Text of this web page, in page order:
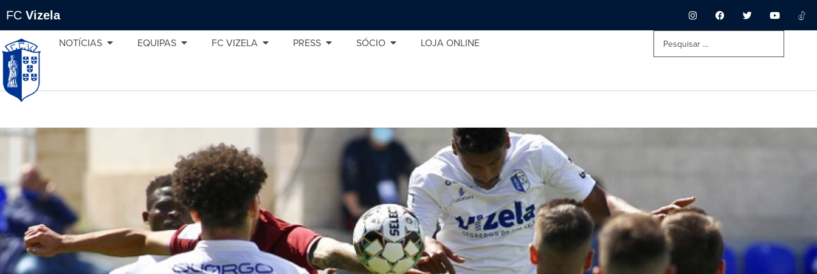
FC Vizela
NOTÍCIAS EQUIPAS FC VIZELA PRESS SÓCIO LOJA ONLINE